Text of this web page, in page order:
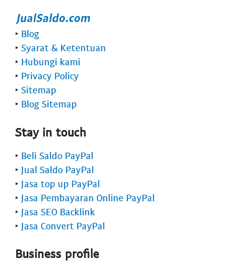
‣ Blog
‣ Syarat & Ketentuan
‣ Hubungi kami
‣ Privacy Policy
‣ Sitemap
‣ Blog Sitemap
Stay in touch
‣ Beli Saldo PayPal
‣ Jual Saldo PayPal
‣ Jasa top up PayPal
‣ Jasa Pembayaran Online PayPal
‣ Jasa SEO Backlink
‣ Jasa Convert PayPal
Business profile